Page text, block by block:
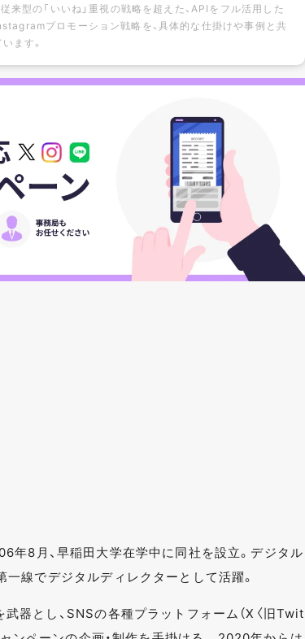
来型の「いいね」重視の戦略を超えた、APIをフル活用した
プロモーション戦略を、具体的な仕掛けや事例と共
ます。
8月、早稲田大学在学中に同社を設立。デジタル
線でデジタルディレクターとして活躍。
器とし、SNSの各種プラットフォーム（X〈旧Twit